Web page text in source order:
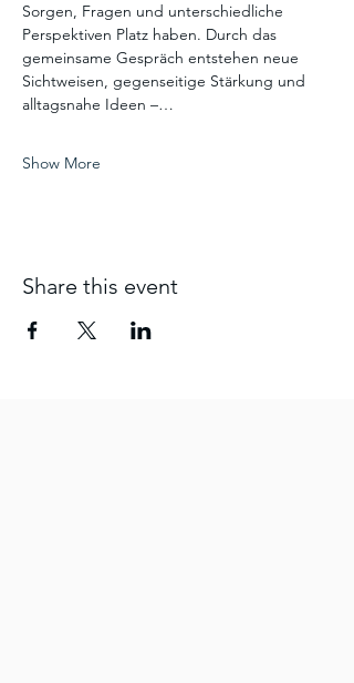
Sorgen, Fragen und unterschiedliche
Perspektiven Platz haben. Durch das
gemeinsame Gespräch entstehen neue
Sichtweisen, gegenseitige Stärkung und
alltagsnahe Ideen –…
Show More
Share this event